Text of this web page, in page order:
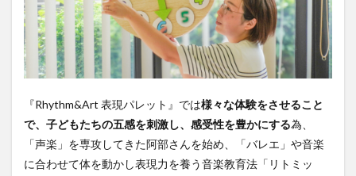
『Rhythm&Art 表現パレット』では様々な体験をさせること
で、子どもたちの五感を刺激し、感受性を豊かにする為、
「声楽」を専攻してきた阿部さんを始め、「バレエ」や音楽
に合わせて体を動かし表現力を養う音楽教育法「リトミッ